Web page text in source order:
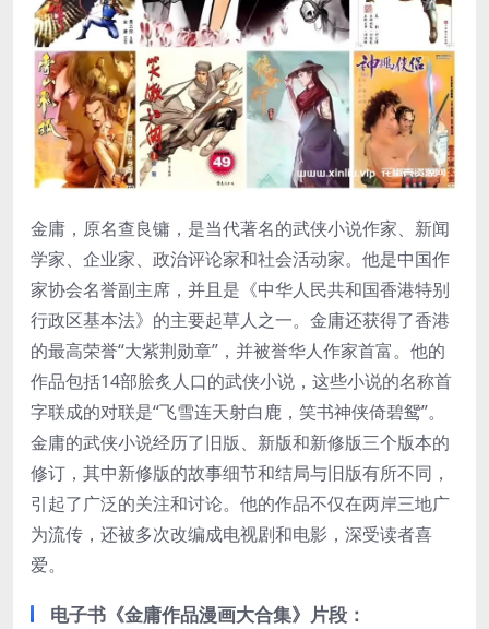
‌金庸‌，原名查良镛，是当代著名的武侠小说作家、新闻
学家、企业家、政治评论家和社会活动家。他是中国作
家协会名誉副主席，并且是《中华人民共和国香港特别
行政区基本法》的主要起草人之一。金庸还获得了香港
的最高荣誉“大紫荆勋章”，并被誉华人作家首富。他的
作品包括14部脍炙人口的武侠小说，这些小说的名称首
字联成的对联是“飞雪连天射白鹿，笑书神侠倚碧鸳”。
金庸的武侠小说经历了旧版、新版和新修版三个版本的
修订，其中新修版的故事细节和结局与旧版有所不同，
引起了广泛的关注和讨论。他的作品不仅在两岸三地广
为流传，还被多次改编成电视剧和电影，深受读者喜
爱‌。
电子书《金庸作品漫画大合集》片段：